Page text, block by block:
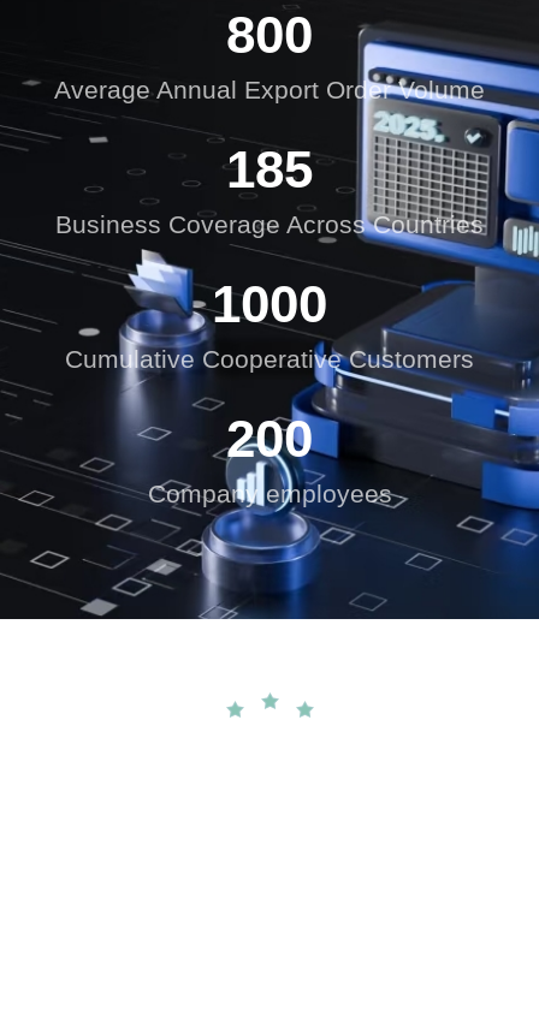
800
Average Annual Export Order Volume
185
Business Coverage Across Countries
1000
Cumulative Cooperative Customers
200
Company employees